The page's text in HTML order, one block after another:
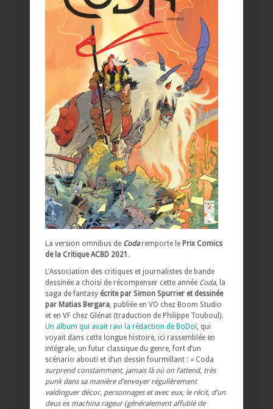
La version omnibus de Codaremporte le Prix Comics
de la Critique ACBD 2021 .
L’Association des critiques et journalistes de bande
dessinée a choisi de récompenser cette année Coda, la
saga de fantasy écrite par Simon Spurrier et dessinée
par Matias Bergara , publiée en VO chez Boom Studio
et en VF chez Glénat (traduction de Philippe Touboul).
Un album qui avait ravi la rédaction de BoDoï , qui
voyait dans cette longue histoire, ici rassemblée en
intégrale, un futur classique du genre, fort d’un
scénario abouti et d’un dessin fourmillant : « Coda
surprend constamment, jamais là où on l’attend, très
punk dans sa manière d’envoyer régulièrement
valdinguer décor, personnages et avec eux, le récit, d’un
deus ex machina rageur (généralement affublé de